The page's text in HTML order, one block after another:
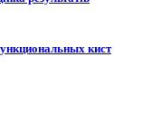
кист